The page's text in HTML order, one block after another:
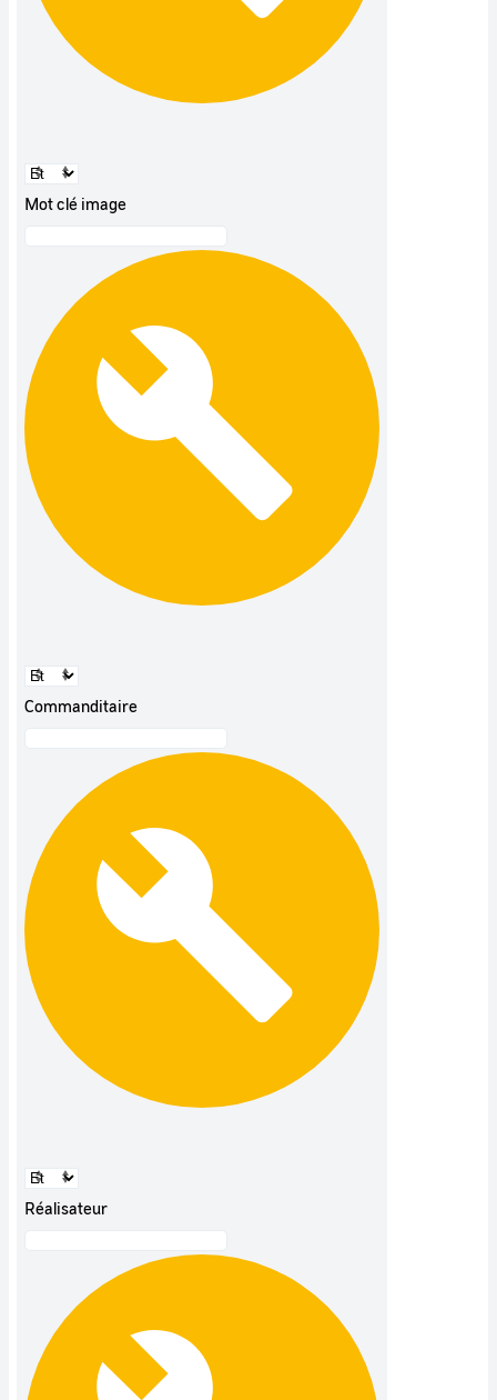
Mot clé image
Commanditaire
Réalisateur